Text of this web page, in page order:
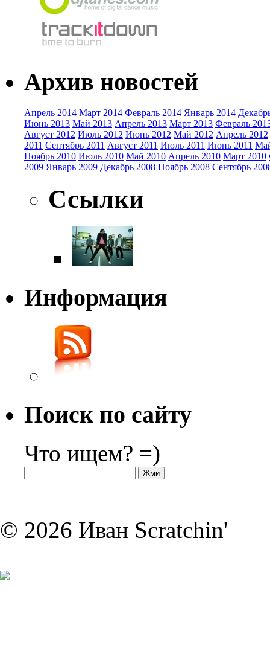
Архив новостей
Апрель 2014 Март 2014 Февраль 2014 Январь 2014
Июнь 2013 Май 2013 Апрель 2013 Март 2013 Февраль
Август 2012 Июль 2012 Июнь 2012 Май 2012 Апрель 2012
2011 Сентябрь 2011 Август 2011 Июль 2011 Июнь 2011
Ноябрь 2010 Июль 2010 Май 2010 Апрель 2010 Март 2010
2009 Январь 2009 Декабрь 2008 Ноябрь 2008 Сентябрь
Ссылки
Информация
Поиск по сайту
Что ищем? =)
© 2026 Иван Scratchin'